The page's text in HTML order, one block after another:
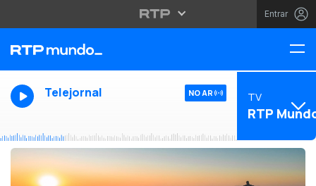
Entrar
Telejornal NO AR TV
RTP